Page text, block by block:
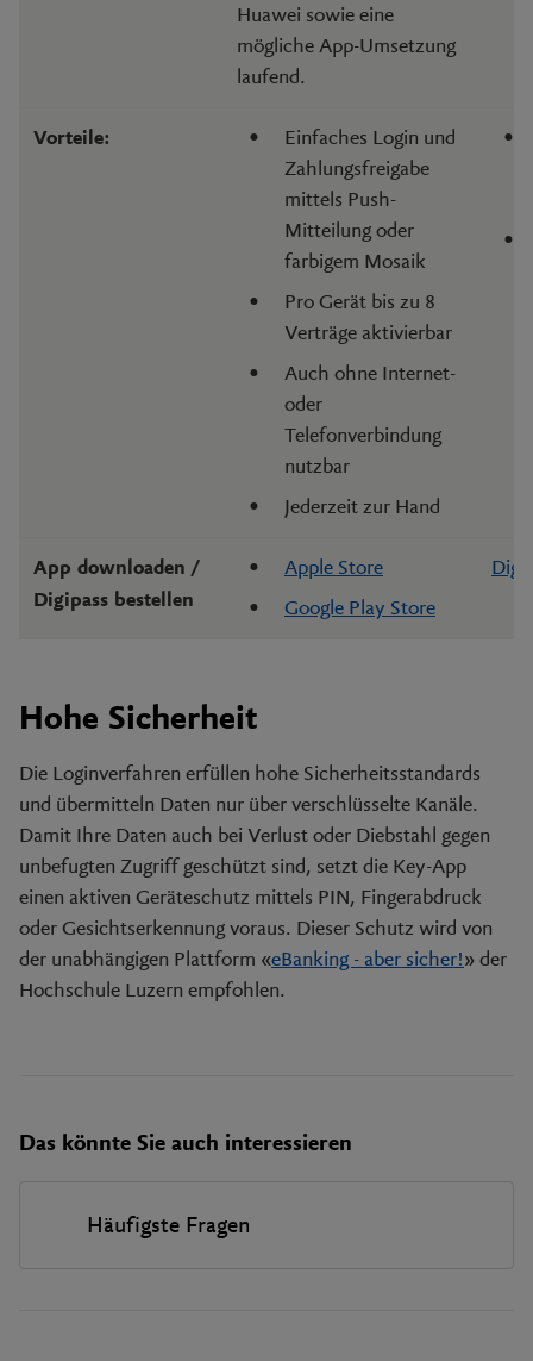
Huawei sowie eine
mögliche App-Umsetzung
laufend.
Vorteile:
Einfaches Login und
Zahlungsfreigabe
mittels Push-
Mitteilung oder
farbigem Mosaik
Pro Gerät bis zu 8
Verträge aktivierbar
Auch ohne Internet-
oder
Telefonverbindung
nutzbar
Jederzeit zur Hand
App downloaden /
Digipass bestellen
Apple Store
Google Play Store
Hohe Sicherheit
Die Loginverfahren erfüllen hohe Sicherheitsstandards
und übermitteln Daten nur über verschlüsselte Kanäle.
Damit Ihre Daten auch bei Verlust oder Diebstahl gegen
unbefugten Zugriff geschützt sind, setzt die Key-App
einen aktiven Geräteschutz mittels PIN, Fingerabdruck
oder Gesichtserkennung voraus. Dieser Schutz wird von
der unabhängigen Plattform «eBanking - aber sicher!» der
Hochschule Luzern empfohlen.
Das könnte Sie auch interessieren
Häufigste Fragen